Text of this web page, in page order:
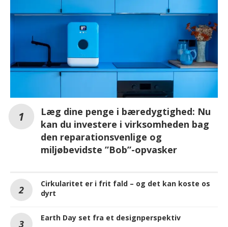
Læg dine penge i bæredygtighed: Nu
kan du investere i virksomheden bag
den reparationsvenlige og
miljøbevidste ”Bob”-opvasker
Cirkularitet er i frit fald – og det kan koste os
dyrt
Earth Day set fra et designperspektiv